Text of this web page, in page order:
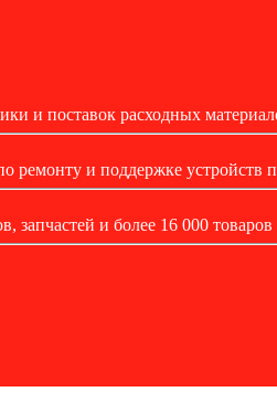
и поставок расходных
ремонту и поддержке устройств
запчастей и более 16 000 товаров